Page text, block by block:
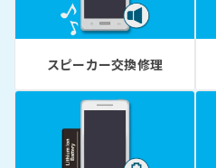
スピーカー交換修理